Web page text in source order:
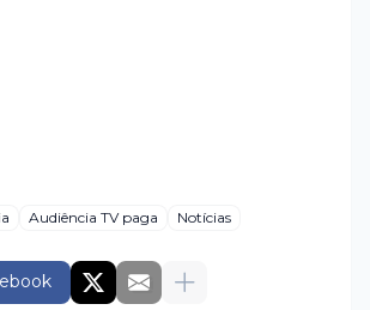
Audiência TV paga Notícias